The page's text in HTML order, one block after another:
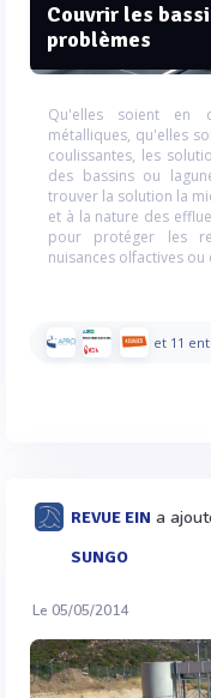
Couvrir les
problèmes
Qu'elles soient en
métalliques, qu'elles
coulissantes, les
des bassins ou
trouver la solution la
et à la nature des
pour protéger les
nuisances olfactives
et 11
REVUE EIN a
SUNGO
Le 05/05/2014